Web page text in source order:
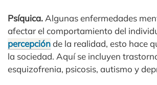
Psíquica.Algunas enfermedades
afectar el comportamiento del
percepciónde la realidad, esto hace
la sociedad. Aquí se incluyen
esquizofrenia, psicosis, autismo y